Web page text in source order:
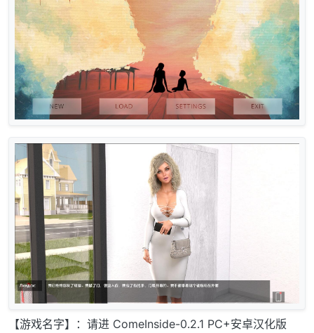
【游戏名字】：请进 ComeInside-0.2.1 PC+安卓汉化版